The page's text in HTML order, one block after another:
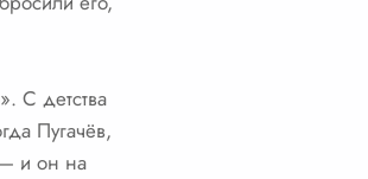
С детства
Пугачёв,
— и он на